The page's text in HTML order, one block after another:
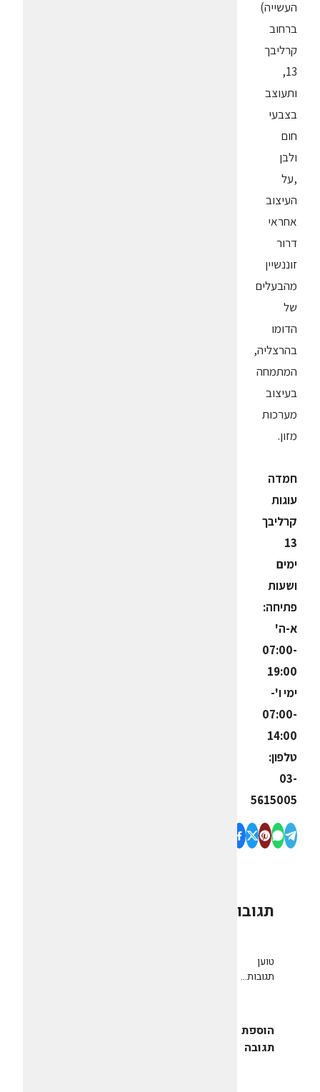
העשייה)
ברחוב
קרליבך
13,
ותעוצב
בצבעי
חום
ולבן
,על
העיצוב
אחראי
דרור
זוננשיין
מהבעלים
של
הדומו
בהרצליה,
המתמחה
בעיצוב
מערכות
מזון.
חמדה
עוגות
קרליבך
13
ימים
ושעות
פתיחה:
א-ה'
07:00-
19:00
ימי ו'-
07:00-
14:00
טלפון:
03-
5615005
תגובות
טוען
תגובות...
הוספת
תגובה